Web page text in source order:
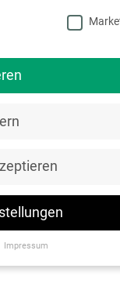
und
Dabei
Impressum